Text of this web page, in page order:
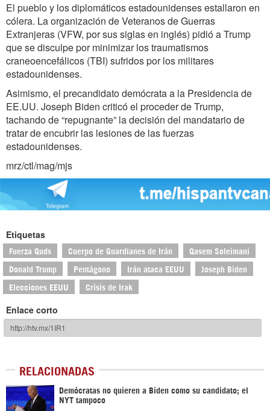
El pueblo y los diplomáticos estadounidenses estallaron en
cólera. La organización de Veteranos de Guerras
Extranjeras (VFW, por sus siglas en inglés) pidió a Trump
que se disculpe por minimizar los traumatismos
craneoencefálicos (TBI) sufridos por los militares
estadounidenses.
Asimismo, el precandidato demócrata a la Presidencia de
EE.UU. Joseph Biden criticó el proceder de Trump,
tachando de “repugnante” la decisión del mandatario de
tratar de encubrir las lesiones de las fuerzas
estadounidenses.
mrz/ctl/mag/mjs
Etiquetas
Fuerza Quds Cuerpo de Guardianes de Irán Qasem Soleimani
Donald Trump Pentágono Irán ataca EEUU Joseph Biden
Elecciones EEUU Crisis de Irak
Enlace corto
RELACIONADAS
Demócratas no quieren a Biden como su candidato; el
NYT tampoco